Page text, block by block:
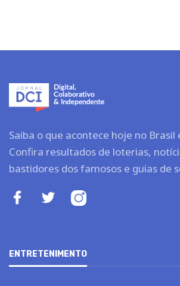
Saiba o que acontece hoje no Brasil
Confira resultados de loterias,
bastidores dos famosos e guias de
ENTRETENIMENTO